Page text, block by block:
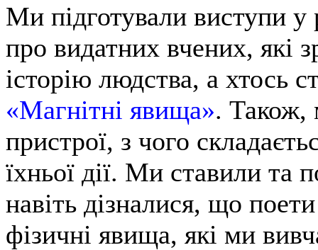
Ми підготували виступи у
про видатних вчених, які
історію людства, а хтось
«Магнітні явища». Також,
пристрої, з чого
їхньої дії. Ми ставили та
навіть дізналися, що
фізичні явища, які ми